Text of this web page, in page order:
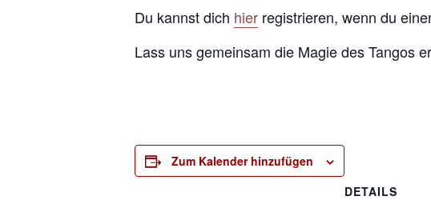
Du kannst dich hier registrieren, wenn du
Lass uns gemeinsam die Magie des Tangos
Zum Kalender hinzufügen
DETAILS